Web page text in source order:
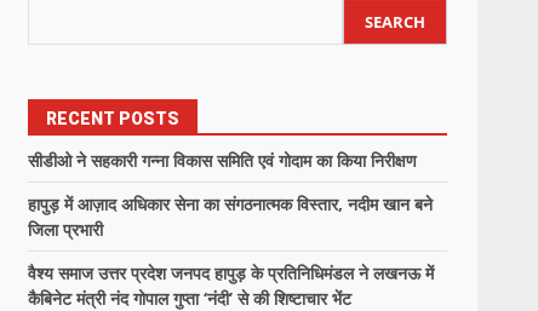
SEARCH
RECENT POSTS
सीडीओ ने सहकारी गन्ना विकास समिति एवं गोदाम का किया निरीक्षण
हापुड़ में आज़ाद अधिकार सेना का संगठनात्मक विस्तार, नदीम खान बने
जिला प्रभारी
वैश्य समाज उत्तर प्रदेश जनपद हापुड़ के प्रतिनिधिमंडल ने लखनऊ में
कैबिनेट मंत्री नंद गोपाल गुप्ता ‘नंदी’ से की शिष्टाचार भेंट